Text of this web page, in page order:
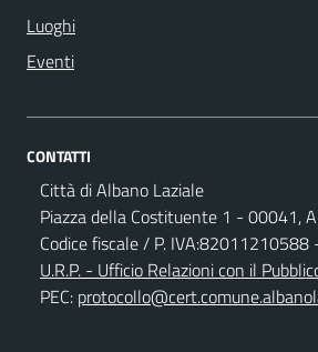
Luoghi
Eventi
CONTATTI
Città di Albano Laziale
Piazza della Costituente 1 - 00041,
Codice fiscale / P.
U.R.P. - Ufficio Relazioni con il
PEC: